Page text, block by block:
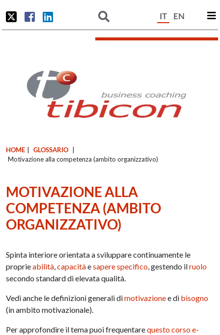
IT EN
HOME GLOSSARIO
Motivazione alla competenza (ambito organizzativo)
MOTIVAZIONE ALLA
COMPETENZA (AMBITO
ORGANIZZATIVO)
Spinta interiore orientata a sviluppare continuamente le
proprieabilità,capacitàesapere specifico, gestendo ilruolo
secondo standard di elevata qualità.
Vedi anche le definizioni generali dimotivazionee di bisogno
(in ambito motivazionale).
Per approfondire il tema puoi frequentarequesto corso e-